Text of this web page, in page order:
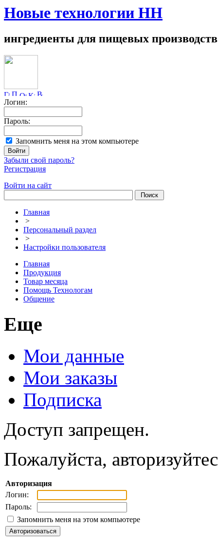
Новые технологии НН
ингредиенты для пищевых производств
Логин:
Пароль:
Запомнить меня на этом компьютере
Забыли свой пароль?
Регистрация
Войти на сайт
Главная
>
Персональный раздел
>
Настройки пользователя
Главная
Продукция
Товар месяца
Помощь Технологам
Общение
Еще
Мои данные
Мои заказы
Подписка
Доступ запрещен.
Пожалуйста,
Авторизация
Логин:
Пароль:
Запомнить меня на этом компьютере